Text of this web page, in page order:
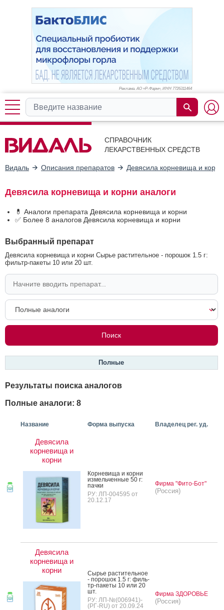
Реклама. АО «Р-Фарм», ИНН 7726311464
СПРАВОЧНИК
ЛЕКАРСТВЕННЫХ СРЕДСТВ
Видаль Описания препаратов Девясила корневища и корни
Девясила корневища и корни аналоги
💊 Аналоги препарата Девясила корневища и корни
✅ Более 8 аналогов Девясила корневища и корни
Выбранный препарат
Девясила корневища и корни Сырье растительное - порошок 1.5 г:
фильтр-пакеты 10 или 20 шт.
Полные
Результаты поиска аналогов
Полные аналоги: 8
Название Форма выпуска Владелец рег. уд.
Девясила
корневища и
корни
Кор­не­вища и кор­ни
из­мель­чен­ные 50 г:
пач­ки
РУ: ЛП-004595 от
20.12.17
Фирма "Фито-Бот"
(Россия)
Девясила
корневища и
корни
Сырье рас­ти­тель­ное
- по­рошок 1.5 г: филь­
тр-па­кеты 10 или 20
шт.
РУ: ЛП-№(006941)-
(РГ-RU) от 20.09.24
Фирма ЗДОРОВЬЕ
(Россия)